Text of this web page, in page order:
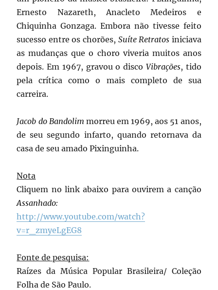
Ernesto Nazareth, Anacleto Medeiros e
Chiquinha Gonzaga. Embora não tivesse feito
sucesso entre os chorões, Suíte Retratos iniciava
as mudanças que o choro viveria muitos anos
depois. Em 1967, gravou o disco Vibrações, tido
pela crítica como o mais completo de sua
carreira.
Jacob do Bandolim morreu em 1969, aos 51 anos,
de seu segundo infarto, quando retornava da
casa de seu amado Pixinguinha.
Nota
Cliquem no link abaixo para ouvirem a canção
Assanhado:
http://www.youtube.com/watch?
v=r_zmyeLgEG8
Fonte de pesquisa:
Raízes da Música Popular Brasileira/ Coleção
Folha de São Paulo.